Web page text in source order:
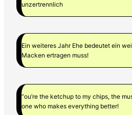
unzertrennlich
Ein weiteres Jahr Ehe bedeutet ein
Macken ertragen muss!
“ou’re the ketchup to my chips, the
one who makes everything better!